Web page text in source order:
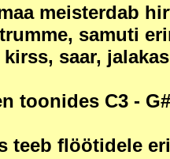
meisterdab
samuti
saar,
toonides C3 -
teeb flöötidele